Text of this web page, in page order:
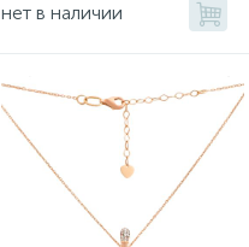
нет в наличии